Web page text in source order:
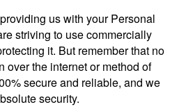
us with your Personal
striving to use commercially
it. But remember that no
over the internet or method of
secure and reliable, and we
security.